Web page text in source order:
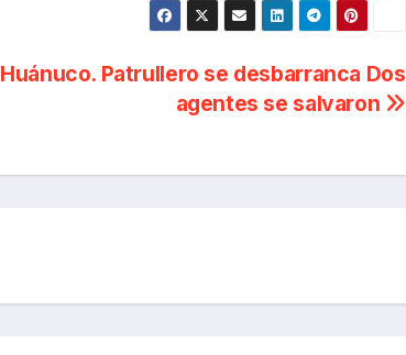
Huánuco. Patrullero se desbarranca Dos
agentes se salvaron